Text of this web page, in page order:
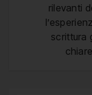
rilevanti
scrittura